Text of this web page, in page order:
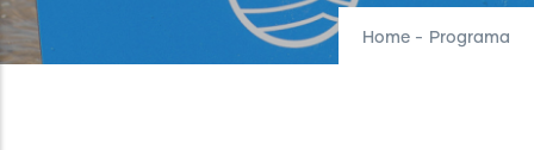
Home - Programa